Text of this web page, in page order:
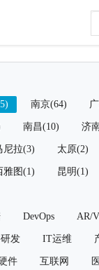
南京(64)
南昌(10) 济
尼拉(3) 太原(2)
雅图(1) 昆明(1)
DevOps AR/
发 IT运维
件 互联网